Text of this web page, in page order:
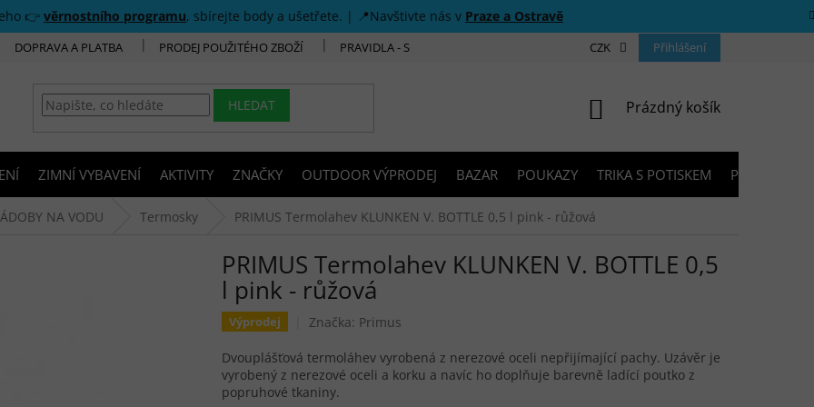
👉 věrnostního programu, sbírejte body a ušetřete. | 📍Navštivte nás v Praze a Ostravě
DOPRAVA A PLATBA PRODEJ POUŽITÉHO ZBOŽÍ PRAVIDLA - SOUTĚŽE PRODEJNY KONTAKTY
CZK Přihlášení
HLEDAT NÁKUPNÍ KOŠÍK
Prázdný košík
ZIMNÍ VYBAVENÍ AKTIVITY ZNAČKY OUTDOOR VÝPRODEJ BAZAR POUKAZY TRIKA S POTISKEM PŮJČOVNA
NA VODU Termosky PRIMUS Termolahev KLUNKEN V. BOTTLE 0,5 l pink - růžová
PRIMUS Termolahev KLUNKEN V. BOTTLE 0,5
l pink - růžová
Výprodej Značka: Primus
Dvouplášťová termoláhev vyrobená z nerezové oceli nepřijímající pachy. Uzávěr je
vyrobený z nerezové oceli a korku a navíc ho doplňuje barevně ladící poutko z
popruhové tkaniny.